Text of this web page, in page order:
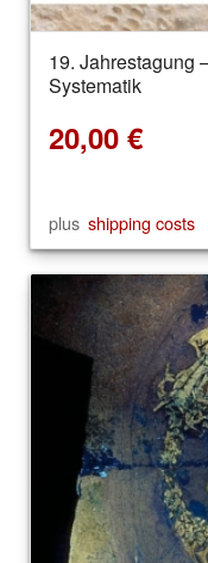
19. Jahrestagung
Systematik
20,00 €
plus shipping costs